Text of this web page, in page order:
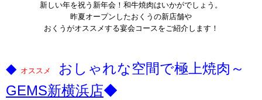
新しい年を祝う新年会！和牛焼肉はいかがでしょう。
昨夏オープンしたおくうの新店舗や
おくうがオススメする宴会コースをご紹介します！
◆ オススメ
おしゃれな空間で極上焼肉～
GEMS新横浜店◆